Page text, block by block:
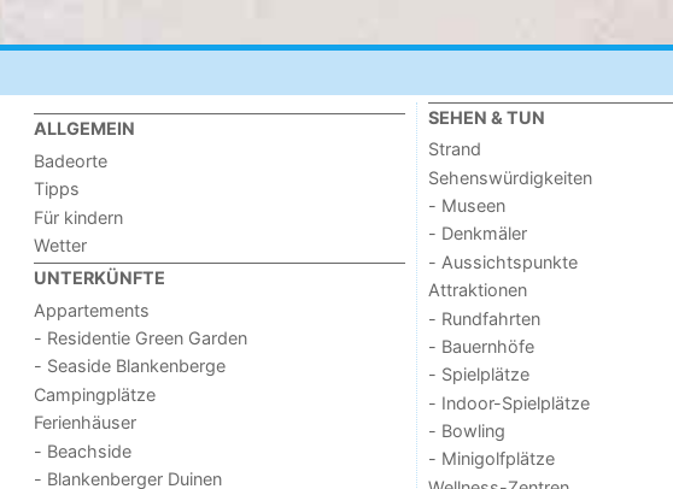
ALLGEMEIN
Badeorte
Tipps
Für kindern
Wetter
UNTERKÜNFTE
Appartements
- Residentie Green Garden
- Seaside Blankenberge
Campingplätze
Ferienhäuser
- Beachside
- Blankenberger Duinen
SEHEN & TUN
Strand
Sehenswürdigkeiten
- Museen
- Denkmäler
- Aussichtspunkte
Attraktionen
- Rundfahrten
- Bauernhöfe
- Spielplätze
- Indoor-Spielplätze
- Bowling
- Minigolfplätze